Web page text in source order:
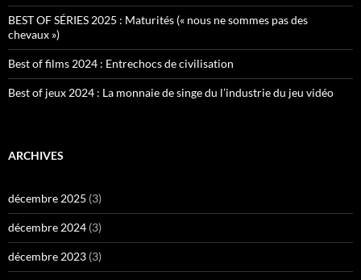
BEST OF SÉRIES 2025 : Maturités (« nous ne sommes pas des
chevaux »)
Best of films 2024 : Entrechocs de civilisation
Best of jeux 2024 : La monnaie de singe du l’industrie du jeu vidéo
ARCHIVES
décembre 2025 (3)
décembre 2024 (3)
décembre 2023 (3)